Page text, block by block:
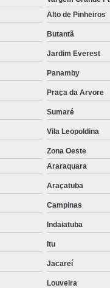
Alto de Pinheiros
Butantã
Jardim Everest
Panamby
Praça da Arvore
Sumaré
Vila Leopoldina
Zona Oeste
Araraquara
Araçatuba
Campinas
Indaiatuba
Itu
Jacareí
Louveira